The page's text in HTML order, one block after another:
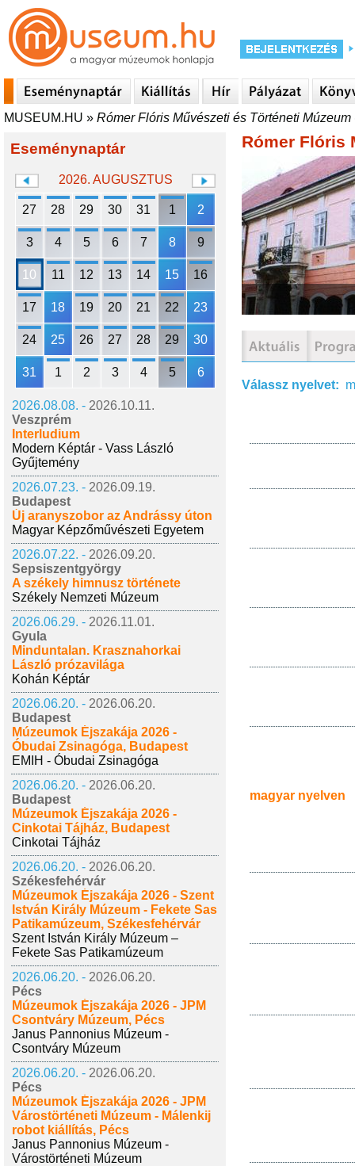
MUSEUM.HU » Rómer Flóris Művészeti és Történeti
Eseménynaptár
2026. AUGUSZTUS
27 28 29 30 31 1 2
3 4 5 6 7 8 9
10 11 12 13 14 15 16
17 18 19 20 21 22 23
24 25 26 27 28 29 30
31 1 2 3 4 5 6
2026.08.08. - 2026.10.11.
Veszprém
Interludium
Modern Képtár - Vass László
Gyűjtemény
2026.07.23. - 2026.09.19.
Budapest
Új aranyszobor az Andrássy úton
Magyar Képzőművészeti Egyetem
2026.07.22. - 2026.09.20.
Sepsiszentgyörgy
A székely himnusz története
Székely Nemzeti Múzeum
2026.06.29. - 2026.11.01.
Gyula
Minduntalan. Krasznahorkai
László prózavilága
Kohán Képtár
2026.06.20. - 2026.06.20.
Budapest
Múzeumok Éjszakája 2026 -
Óbudai Zsinagóga, Budapest
EMIH - Óbudai Zsinagóga
2026.06.20. - 2026.06.20.
Budapest
Múzeumok Éjszakája 2026 -
Cinkotai Tájház, Budapest
Cinkotai Tájház
2026.06.20. - 2026.06.20.
Székesfehérvár
Múzeumok Éjszakája 2026 - Szent
István Király Múzeum - Fekete Sas
Patikamúzeum, Székesfehérvár
Szent István Király Múzeum –
Fekete Sas Patikamúzeum
2026.06.20. - 2026.06.20.
Pécs
Múzeumok Éjszakája 2026 - JPM
Csontváry Múzeum, Pécs
Janus Pannonius Múzeum -
Csontváry Múzeum
2026.06.20. - 2026.06.20.
Pécs
Múzeumok Éjszakája 2026 - JPM
Várostörténeti Múzeum - Málenkij
robot kiállítás, Pécs
Janus Pannonius Múzeum -
Várostörténeti Múzeum
Rómer Flóris
Válassz nyelvet:
magyar nyelven